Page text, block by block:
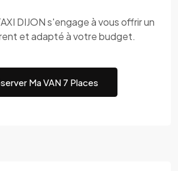
DIJON s'engage à vous offrir un
et adapté à votre budget.
Ma VAN 7 Places